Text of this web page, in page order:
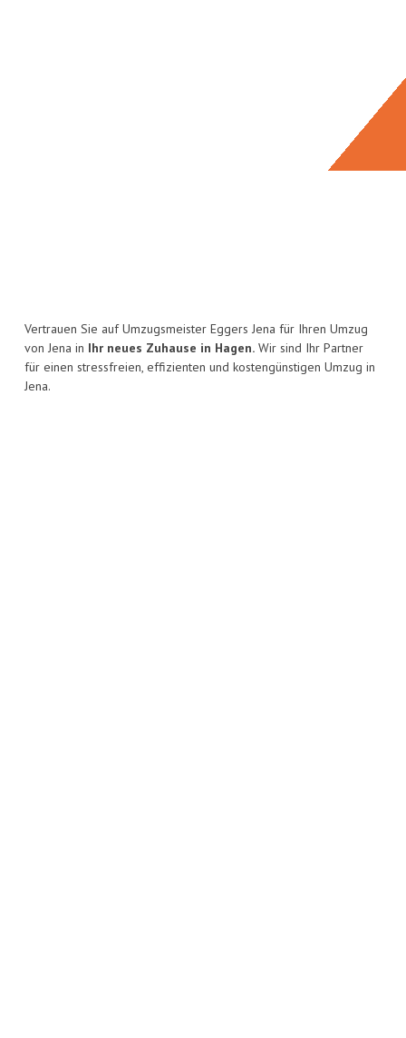
Vertrauen Sie auf Umzugsmeister Eggers Jena für Ihren Umzug
von Jena in Ihr neues Zuhause in Hagen. Wir sind Ihr Partner
für einen stressfreien, effizienten und kostengünstigen Umzug in
Jena.